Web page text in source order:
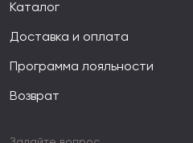
Каталог
Доставка и оплата
Программа лояльности
Возврат